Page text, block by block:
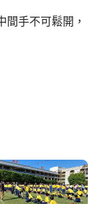
間手不可鬆開，